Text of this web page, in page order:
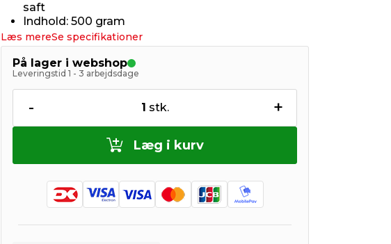
saft
Indhold: 500 gram
Læs mereSe specifikationer
På lager i webshop
Leveringstid 1 - 3 arbejdsdage
- 1 stk. +
Læg i kurv